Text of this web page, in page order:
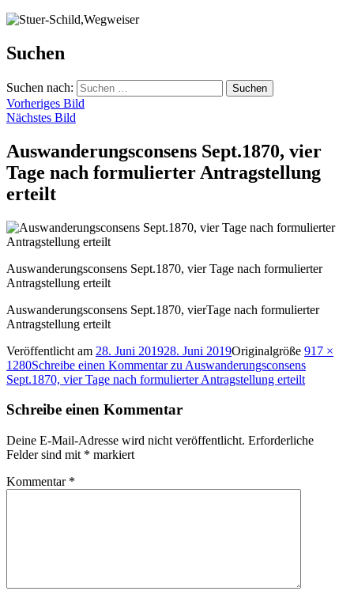
Suchen
Suchen nach:
Vorheriges Bild
Nächstes Bild
Auswanderungsconsens Sept.1870, vier
Tage nach formulierter Antragstellung
erteilt
Auswanderungsconsens Sept.1870, vier Tage nach formulierter
Antragstellung erteilt
Auswanderungsconsens Sept.1870, vierTage nach formulierter
Antragstellung erteilt
Veröffentlicht am 28. Juni 201928. Juni 2019Originalgröße 917 ×
1280Schreibe einen Kommentarzu Auswanderungsconsens
Sept.1870, vier Tage nach formulierter Antragstellung erteilt
Schreibe einen Kommentar
Deine E-Mail-Adresse wird nicht veröffentlicht. Erforderliche
Felder sind mit * markiert
Kommentar *